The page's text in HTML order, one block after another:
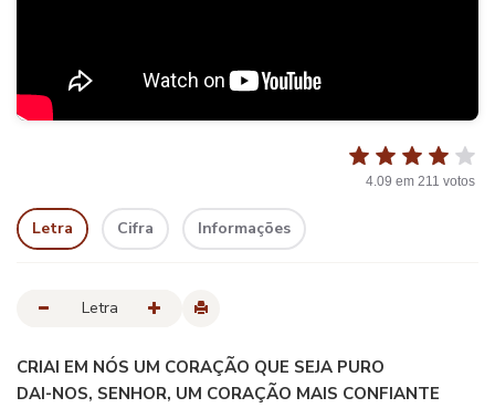
4.09 em 211 votos
Letra Cifra Informações
Letra
CRIAI EM NÓS UM CORAÇÃO QUE SEJA PURO
DAI-NOS, SENHOR, UM CORAÇÃO MAIS CONFIANTE